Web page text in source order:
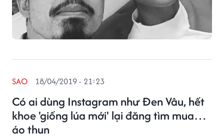
Có ai dùng Instagram như Đen Vâu, hết
khoe 'giống lúa mới' lại đăng tìm mua…
áo thun
SAO 18/04/2019 - 21:23